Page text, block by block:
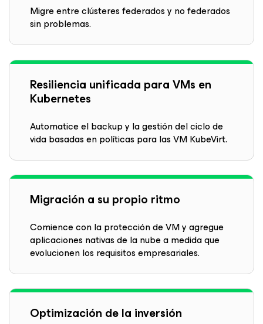
Migre entre clústeres federados y no federados
sin problemas.
Resiliencia unificada para VMs en
Kubernetes
Automatice el backup y la gestión del ciclo de
vida basadas en políticas para las VM KubeVirt.
Migración a su propio ritmo
Comience con la protección de VM y agregue
aplicaciones nativas de la nube a medida que
evolucionen los requisitos empresariales.
Optimización de la inversión